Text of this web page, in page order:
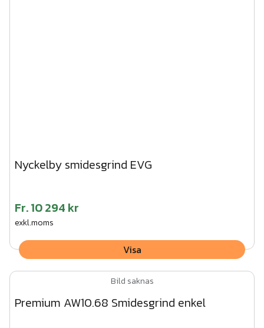
Nyckelby smidesgrind EVG
Fr.10 294 kr
exkl.moms
Visa
Bild saknas
Premium AW10.68 Smidesgrind enkel